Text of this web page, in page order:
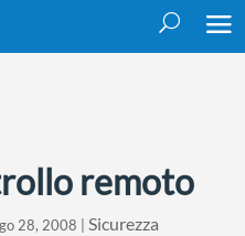
remoto
28, 2008 Sicurezza